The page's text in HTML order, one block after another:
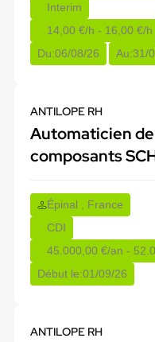
Interim
14,00 €/h - 16,00 €/h
Du:06/08/26 Au:31/
ANTILOPE RH
Automaticien
composants
Épinal , France
CDI
45.000,00 €/an -
Début le:01/09/26
ANTILOPE RH